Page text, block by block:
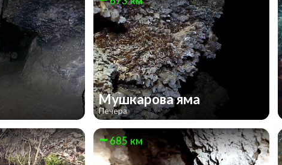
Мушкарова яма
Печера
685 км